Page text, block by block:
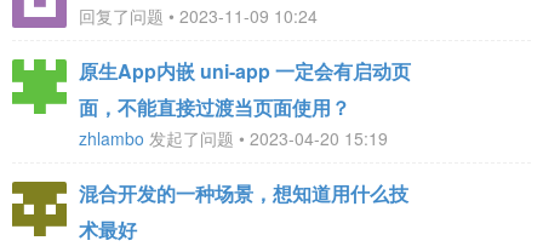
回复了问题 • 2023-11-09 10:24
原生App内嵌 uni-app 一定会有启动页
面，不能直接过渡当页面使用？
zhlambo 发起了问题 • 2023-04-20 15:19
混合开发的一种场景，想知道用什么技
术最好